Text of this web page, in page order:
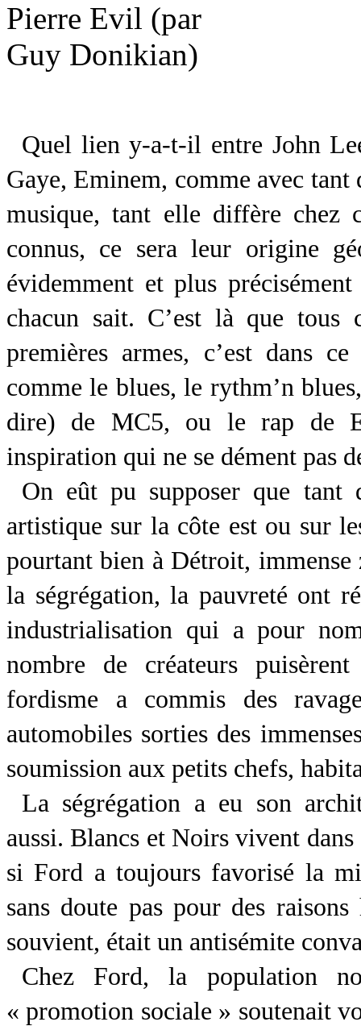
Quel lien y-a-t-il entre John
Gaye, Eminem, comme avec tant
musique, tant elle diffère chez
connus, ce sera leur origine
évidemment et plus
chacun sait. C’est là que tous
premières armes, c’est dans
comme le blues, le rythm’n
dire) de MC5, ou le rap de
inspiration qui ne se dément pas
On eût pu supposer que tant
artistique sur la côte est ou sur
pourtant bien à Détroit,
la ségrégation, la pauvreté ont
industrialisation qui a pour
nombre de créateurs
fordisme a commis des
automobiles sorties des
soumission aux petits chefs,
La ségrégation a eu son
aussi. Blancs et Noirs vivent
si Ford a toujours favorisé la
sans doute pas pour des
souvient, était un antisémite
Chez Ford, la population
« promotion sociale » soutenait